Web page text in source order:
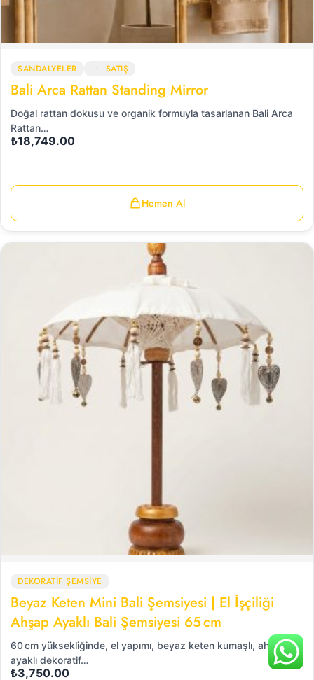
SANDALYELER SATIŞ
Bali Arca Rattan Standing Mirror
Doğal rattan dokusu ve organik formuyla tasarlanan Bali Arca
Rattan…
₺18,749.00
Hemen Al
DEKORATİF ŞEMSİYE
Beyaz Keten Mini Bali Şemsiyesi | El İşçiliği
Ahşap Ayaklı Bali Şemsiyesi 65 cm
60 cm yüksekliğinde, el yapımı, beyaz keten kumaşlı, ahşap
ayaklı dekoratif…
₺3,750.00